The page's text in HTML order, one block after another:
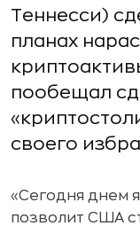
Теннесси)
планах
пообещал
своего
«Сегодня днем
позволит США